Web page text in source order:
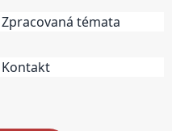
Zpracovaná témata
Kontakt